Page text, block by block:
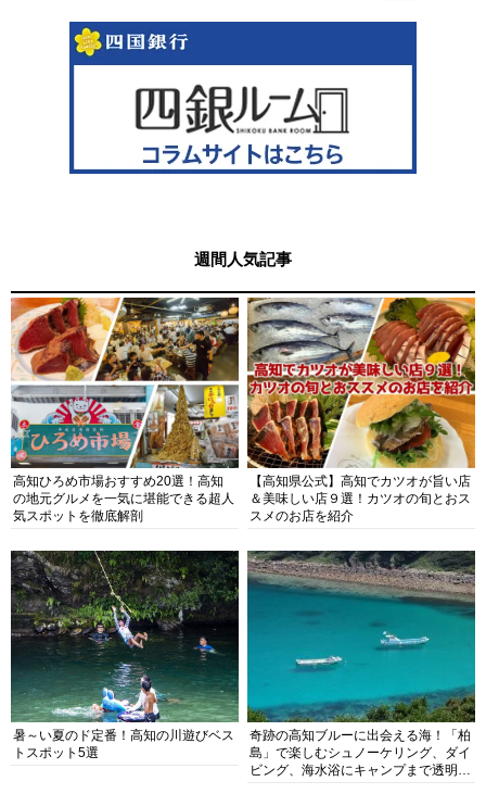
週間人気記事
高知ひろめ市場おすすめ20選！高知
の地元グルメを一気に堪能できる超人
気スポットを徹底解剖
【高知県公式】高知でカツオが旨い店
＆美味しい店９選！カツオの旬とおス
スメのお店を紹介
暑～い夏のド定番！高知の川遊びベス
トスポット5選
奇跡の高知ブルーに出会える海！「柏
島」で楽しむシュノーケリング、ダイ
ビング、海水浴にキャンプまで透明度